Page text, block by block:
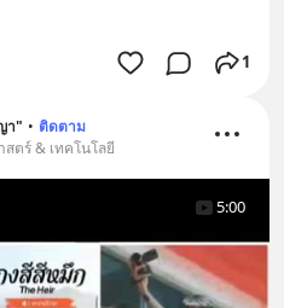
1
า" • ติดตาม
สตร์ & เทคโนโลยี
5:00